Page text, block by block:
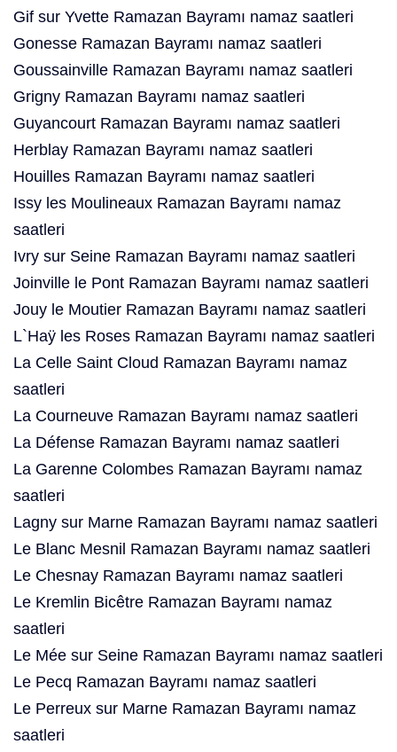
Gif sur Yvette Ramazan Bayramı namaz saatleri
Gonesse Ramazan Bayramı namaz saatleri
Goussainville Ramazan Bayramı namaz saatleri
Grigny Ramazan Bayramı namaz saatleri
Guyancourt Ramazan Bayramı namaz saatleri
Herblay Ramazan Bayramı namaz saatleri
Houilles Ramazan Bayramı namaz saatleri
Issy les Moulineaux Ramazan Bayramı namaz
saatleri
Ivry sur Seine Ramazan Bayramı namaz saatleri
Joinville le Pont Ramazan Bayramı namaz saatleri
Jouy le Moutier Ramazan Bayramı namaz saatleri
L`Haÿ les Roses Ramazan Bayramı namaz saatleri
La Celle Saint Cloud Ramazan Bayramı namaz
saatleri
La Courneuve Ramazan Bayramı namaz saatleri
La Défense Ramazan Bayramı namaz saatleri
La Garenne Colombes Ramazan Bayramı namaz
saatleri
Lagny sur Marne Ramazan Bayramı namaz saatleri
Le Blanc Mesnil Ramazan Bayramı namaz saatleri
Le Chesnay Ramazan Bayramı namaz saatleri
Le Kremlin Bicêtre Ramazan Bayramı namaz
saatleri
Le Mée sur Seine Ramazan Bayramı namaz saatleri
Le Pecq Ramazan Bayramı namaz saatleri
Le Perreux sur Marne Ramazan Bayramı namaz
saatleri